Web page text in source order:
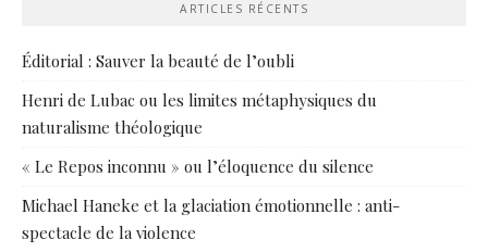
ARTICLES RÉCENTS
Éditorial : Sauver la beauté de l’oubli
Henri de Lubac ou les limites métaphysiques du
naturalisme théologique
« Le Repos inconnu » ou l’éloquence du silence
Michael Haneke et la glaciation émotionnelle : anti-
spectacle de la violence